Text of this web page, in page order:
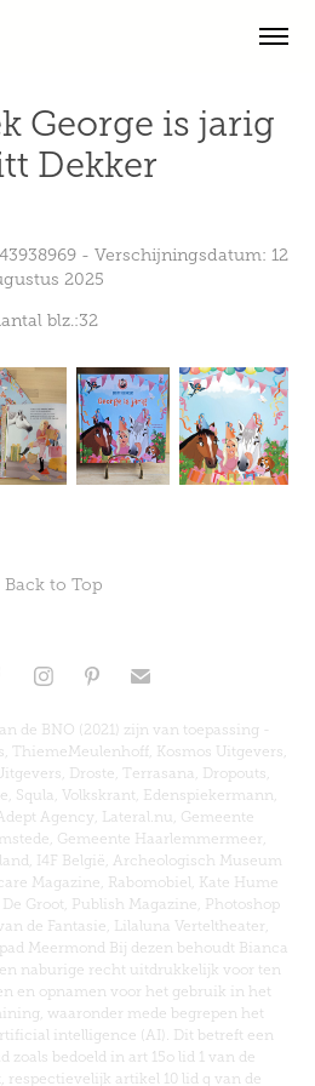
George is jarig
Dekker
- Verschijningsdatum: 12
2025
blz.:32
Back to Top
de BNO (2021) zijn van toepassing -
ThiemeMeulenhoff, Kosmos Uitgevers,
Droste, Terrasana, Dropouts,
Squla, Volkskrant, Edenspiekermann,
Agency, Lateral.nu, Gemeente
Gemeente Haarlemmermeer,
I4F België, Archeologisch Museum
Magazine, Rabomobiel, Kate Hume
Groot, Publish Magazine, Photoshop
de Fantasie, Lilaluna Verteltheater,
Meermond Bij dezen behoudt Bianca
naburige recht uitdrukkelijk voor ten
en opnamen voor het gebruik in het
waaronder mede begrepen het
intelligence (AI). Dit betreft een
bedoeld in art 15o lid 1 van de
respectievelijk artikel 10 lid q van de